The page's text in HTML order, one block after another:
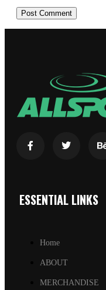
ESSENTIAL LINKS
Home
ABOUT
MERCHANDISE